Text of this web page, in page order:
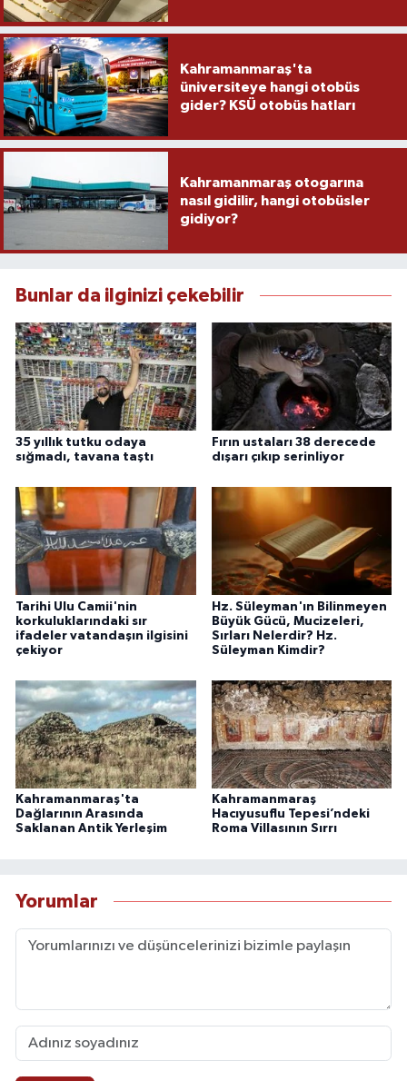
Kahramanmaraş'ta
üniversiteye hangi otobüs
gider? KSÜ otobüs hatları
Kahramanmaraş otogarına
nasıl gidilir, hangi otobüsler
gidiyor?
Bunlar da ilginizi çekebilir
35 yıllık tutku odaya
sığmadı, tavana taştı
Fırın ustaları 38 derecede
dışarı çıkıp serinliyor
Tarihi Ulu Camii'nin
korkuluklarındaki sır
ifadeler vatandaşın ilgisini
çekiyor
Hz. Süleyman'ın Bilinmeyen
Büyük Gücü, Mucizeleri,
Sırları Nelerdir? Hz.
Süleyman Kimdir?
Kahramanmaraş'ta
Dağlarının Arasında
Saklanan Antik Yerleşim
Kahramanmaraş
Hacıyusuflu Tepesi’ndeki
Roma Villasının Sırrı
Yorumlar